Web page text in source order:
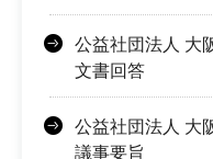
公益社団法人 大
文書回答
公益社団法人 大
議事要旨